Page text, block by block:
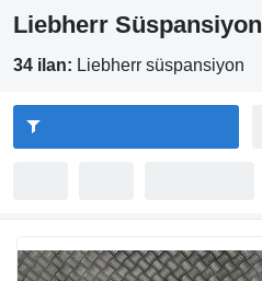
Liebherr Süspansiyon
34 ilan: Liebherr süspansiyon